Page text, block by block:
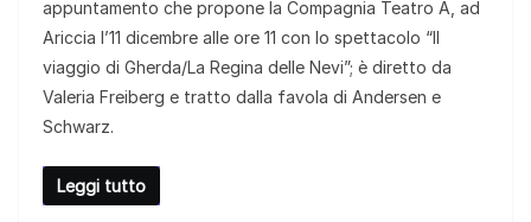
appuntamento che propone la Compagnia Teatro A, ad
Ariccia l’11 dicembre alle ore 11 con lo spettacolo “Il
viaggio di Gherda/La Regina delle Nevi”; è diretto da
Valeria Freiberg e tratto dalla favola di Andersen e
Schwarz.
Leggi tutto